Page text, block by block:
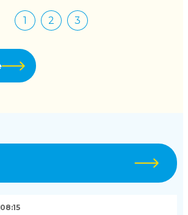
1 2 3
08:15